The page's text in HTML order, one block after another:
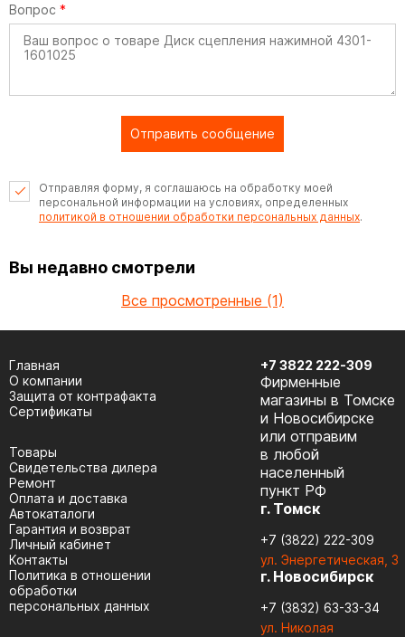
Вопрос *
Отправить сообщение
Отправляя форму, я соглашаюсь на обработку моей
персональной информации на условиях, определенных
политикой в отношении обработки персональных данных.
Вы недавно смотрели
Все просмотренные (1)
Главная
О компании
Защита от контрафакта
Сертификаты
Товары
Cвидетельства дилера
Ремонт
Оплата и доставка
Автокаталоги
Гарантия и возврат
Личный кабинет
Контакты
Политика в отношении
обработки
персональных данных
+7 3822 222-309
Фирменные
магазины в Томске
и Новосибирске
или отправим
в любой
населенный
пункт РФ
г. Томск
+7 (3822) 222-309
ул. Энергетическая, 3
г. Новосибирск
+7 (3832) 63-33-34
ул. Николая